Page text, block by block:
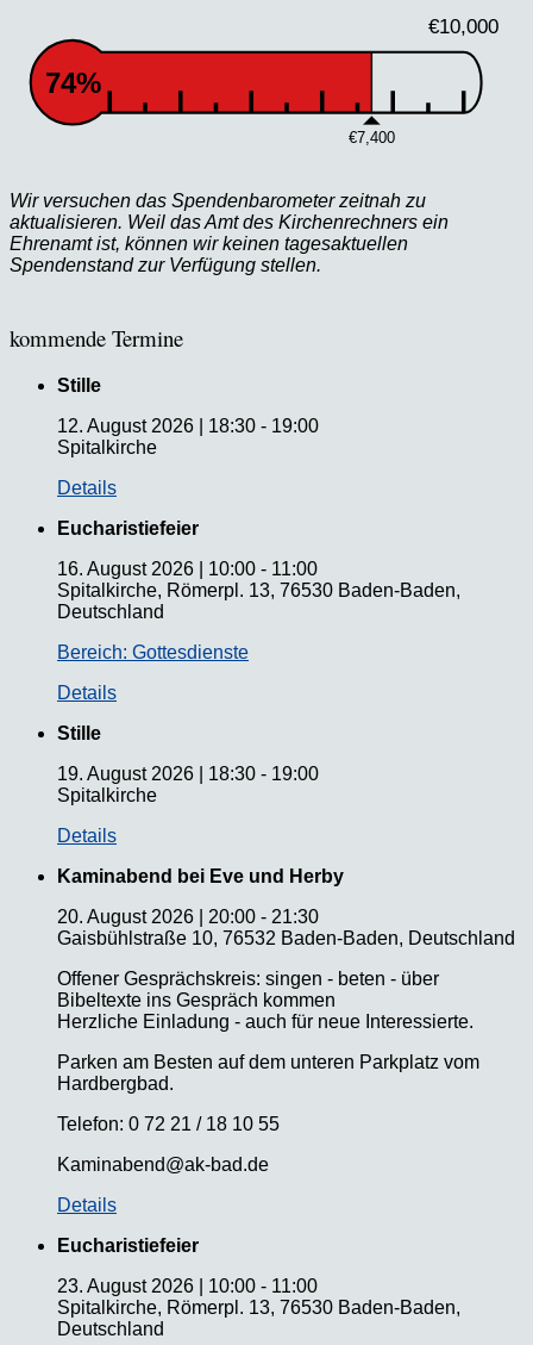
€10,000
€7,400
74%
Wir versuchen das Spendenbarometer zeitnah zu
aktualisieren. Weil das Amt des Kirchenrechners ein
Ehrenamt ist, können wir keinen tagesaktuellen
Spendenstand zur Verfügung stellen.
kommende Termine
Stille
12. August 2026
18:30 - 19:00
Spitalkirche
Details
Eucharistiefeier
16. August 2026
10:00 - 11:00
Spitalkirche, Römerpl. 13, 76530 Baden-Baden,
Deutschland
Bereich: Gottesdienste
Details
Stille
19. August 2026
18:30 - 19:00
Spitalkirche
Details
Kaminabend bei Eve und Herby
20. August 2026
20:00 - 21:30
Gaisbühlstraße 10, 76532 Baden-Baden, Deutschland
Offener Gesprächskreis: singen - beten - über
Bibeltexte ins Gespräch kommen
Herzliche Einladung - auch für neue Interessierte.
Parken am Besten auf dem unteren Parkplatz vom
Hardbergbad.
Telefon: 0 72 21 / 18 10 55
Kaminabend@ak-bad.de
Details
Eucharistiefeier
23. August 2026
10:00 - 11:00
Spitalkirche, Römerpl. 13, 76530 Baden-Baden,
Deutschland